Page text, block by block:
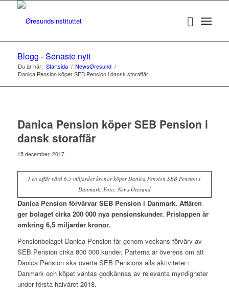
Blogg - Senaste nytt
Du är här: Startsida / NewsØresund /
Danica Pension köper SEB Pension i dansk storaffär
Danica Pension köper SEB Pension i
dansk storaffär
15 december, 2017
I en affär värd 6,5 miljarder kronor köper Danica Pension SEB Pension i
Danmark. Foto: News Öresund
Danica Pension förvärvar SEB Pension i Danmark. Affären
ger bolaget cirka 200 000 nya pensionskunder. Prislappen är
omkring 6,5 miljarder kronor.
Pensionbolaget Danica Pension får genom veckans förvärv av
SEB Pension cirka 800 000 kunder. Parterna är överens om att
Danica Pension ska överta SEB Pensions alla aktiviteter i
Danmark och köpet väntas godkännas av relevanta myndigheter
under första halvåret 2018.